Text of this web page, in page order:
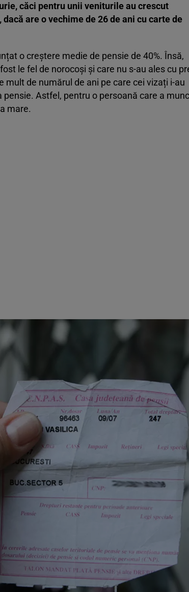
căci pentru unii veniturile au crescut
are o vechime de 26 de ani cu carte de
o creștere medie de pensie de 40%. Însă,
le fel de norocoși și care nu s-au ales cu
de numărul de ani pe care cei vizați i-au
Astfel, pentru o persoană care a
mare.